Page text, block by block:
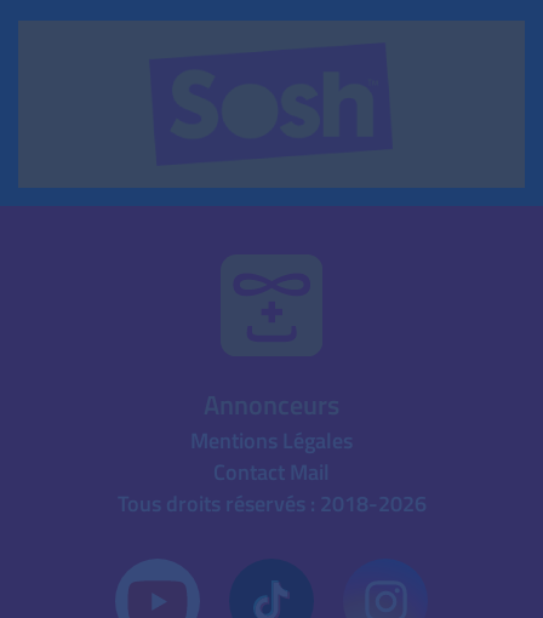
Mentions Légales
Contact Mail
Tous droits réservés : 2018-2026